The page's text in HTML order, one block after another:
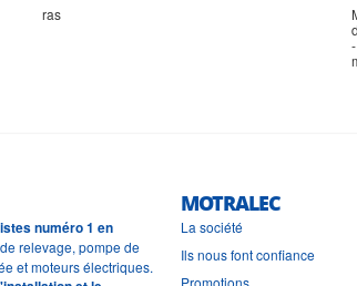
ras
numéro 1 en
relevage, pompe de
et moteurs électriques.
MOTRALEC
La société
Ils nous font confiance
Promotions